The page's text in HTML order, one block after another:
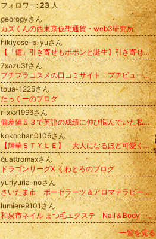
フォロワー:23人
georogyさん
カズくんの西東京仮想通貨・web3研究所
hikiyose-p-yuさん
【「億」引き寄せもポポンと誕生】引き寄せ報告10,000件突破の「引き寄せの方程式」【究極の再現性】
7xazu3fさん
プチプラコスメの口コミサイト「プチビュー」管理人ブログ
toua-1225さん
たっくーのブログ
r-xxx1996さん
偏差値５３で英語の成績に伸び悩んでいた私がとある方法に出会えたことで２か月でセンター９割取れるまで上達したマル秘勉強法
kokochan0106さん
【輝華ＳＴＹＬＥ】 大人になるほど可愛く愛される女性の幸せ思考 /渡瀬 美和（みわちん）blog
quattromaxさん
ドラゴンリーグX くわとろのブログ
yuriyuria-noさん
さいたま市 ポーセラーツ＆アロマテラピー＆アーティフィシャルフラワー教室 COCOLO
lumiere9101さん
和泉市ネイル まつ毛エクステ Nail＆Body Lumiere
一覧を見る